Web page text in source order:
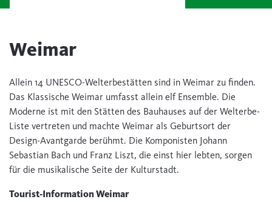
Weimar
Allein 14 UNESCO-Welterbestätten sind in Weimar zu finden.
Das Klassische Weimar umfasst allein elf Ensemble. Die
Moderne ist mit den Stätten des Bauhauses auf der Welterbe-
Liste vertreten und machte Weimar als Geburtsort der
Design-Avantgarde berühmt. Die Komponisten Johann
Sebastian Bach und Franz Liszt, die einst hier lebten, sorgen
für die musikalische Seite der Kulturstadt.
Tourist-Information Weimar